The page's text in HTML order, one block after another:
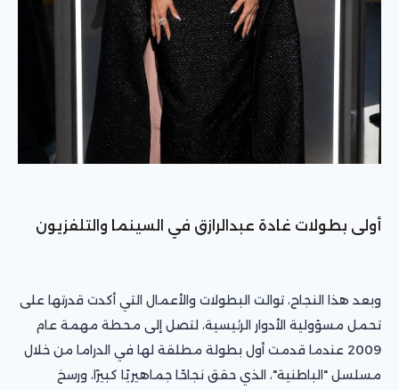
أولى بطولات غادة عبدالرازق في السينما والتلفزيون
وبعد هذا النجاح، توالت البطولات والأعمال التي أكدت قدرتها على
تحمل مسؤولية الأدوار الرئيسية، لتصل إلى محطة مهمة عام
2009 عندما قدمت أول بطولة مطلقة لها في الدراما من خلال
مسلسل "الباطنية"، الذي حقق نجاحًا جماهيريًا كبيرًا، ورسخ